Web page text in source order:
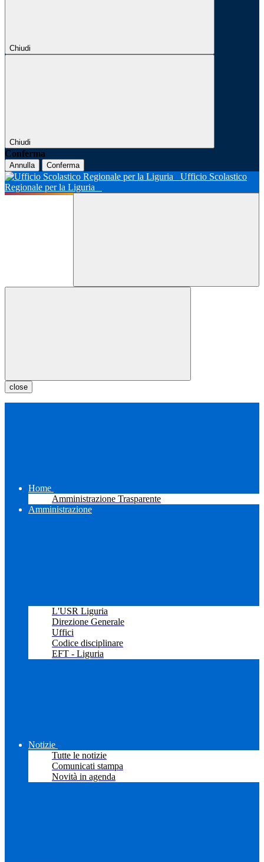
Chiudi
Chiudi
Conferma
Annulla Conferma
Ufficio Scolastico
Regionale per la Liguria
close
Home
Amministrazione Trasparente
Amministrazione
L'USR Liguria
Direzione Generale
Uffici
Codice disciplinare
EFT - Liguria
Notizie
Tutte le notizie
Comunicati stampa
Novità in agenda